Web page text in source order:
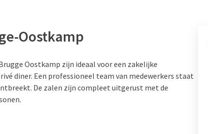
Oostkamp
Oostkamp zijn ideaal voor een zakelijke
diner. Een professioneel team van medewerkers staat
De zalen zijn compleet uitgerust met de